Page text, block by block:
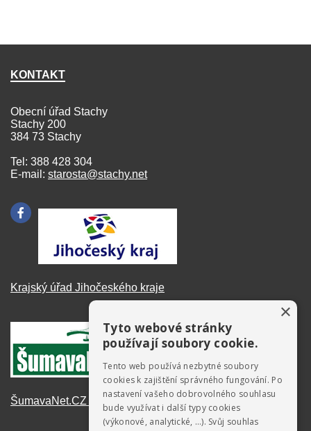
KONTAKT
Obecní úřad Stachy
Stachy 200
384 73 Stachy
Tel: 388 428 304
E-mail: starosta@stachy.net
Krajský úřad Jihočeského kraje
ŠumavaNet.CZ - informace o regionu
×
Tyto webové stránky
používají soubory cookie.
Tento web používá nezbytné soubory
cookies k zajištění správného fungování. Po
nastavení vašeho dobrovolného souhlasu
bude využívat i další typy cookies
(výkonové, analytické, …). Svůj souhlas